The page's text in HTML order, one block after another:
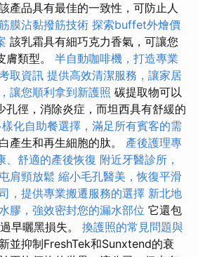
產品具有最佳的一致性，可防止人
膜沾黏撥筋技術 探索buffet外燴價
該乳霜具有細巧克力香氣，可讓您
膚類型。 半自動咖啡機，打造專業
取資訊 提供高效清潔服務，讓家居
讓您順利拿到新護照 碳提取物可以
孔徑，消除炎症，而坦西具有舒緩的
樣化自助餐選擇，滿足所有賓客的需
產生和再生細胞的肽。 產後護理專
、舒適的產後恢復 附近牙醫診所，
肩頸放鬆 縮小毛孔醫美，恢復平滑
，提供專業搬遷服務的選擇 新北地
膠，強效密封您的漏水部位 它還包
早曬黑損失。 換護照的常見問題與
並抑制FreshTek和Sunxtend的衰